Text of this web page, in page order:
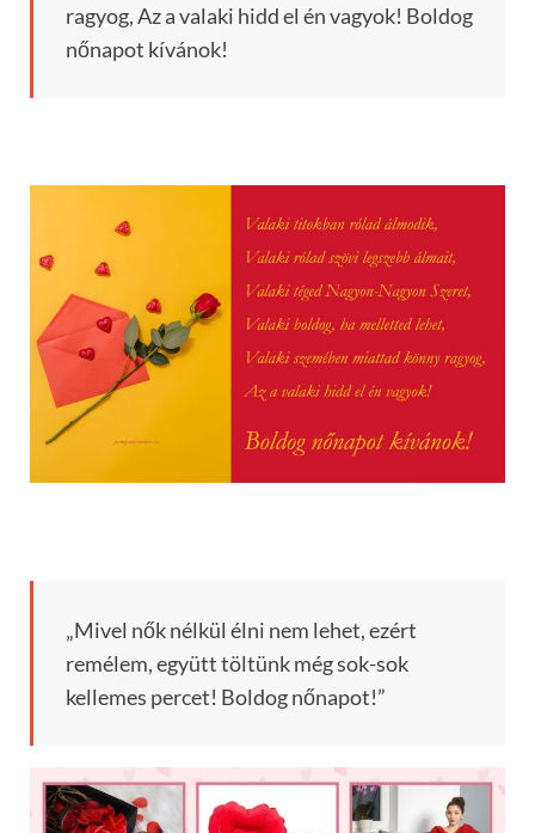
ragyog, Az a valaki hidd el én vagyok! Boldog
nőnapot kívánok!
„Mivel nők nélkül élni nem lehet, ezért
remélem, együtt töltünk még sok-sok
kellemes percet! Boldog nőnapot!”